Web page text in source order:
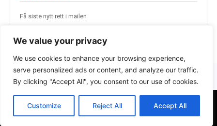
We value your privacy
We use cookies to enhance your browsing experience,
serve personalized ads or content, and analyze our traffic.
By clicking "Accept All", you consent to our use of cookies.
Customize Reject All Accept All
Få siste nytt rett i mailen